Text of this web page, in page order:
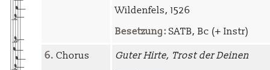
Wildenfels, 1526
Besetzung: SATB, Bc (+ Instr)
6. Chorus
Guter Hirte, Trost der Deinen